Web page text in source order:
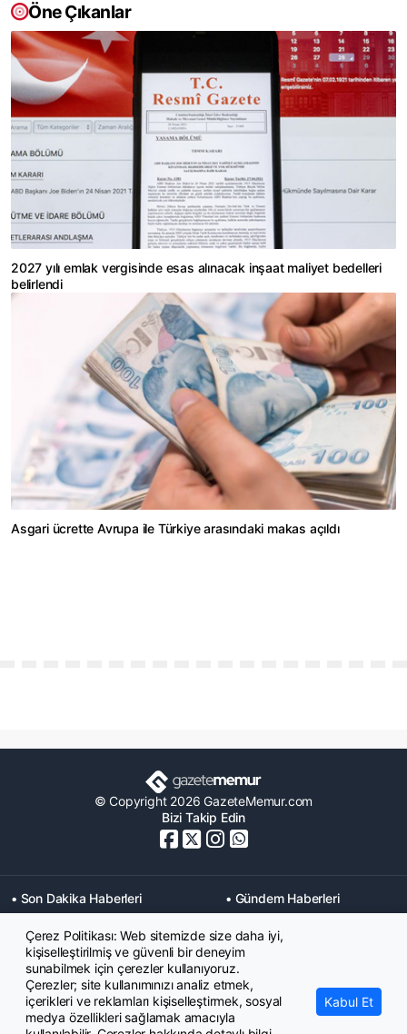
Öne Çıkanlar
2027 yılı emlak vergisinde esas alınacak inşaat maliyet bedelleri
belirlendi
Asgari ücrette Avrupa ile Türkiye arasındaki makas açıldı
© Copyright 2026 GazeteMemur.com
Bizi Takip Edin
• Son Dakika Haberleri
• Gündem Haberleri
• Memurlar Haberleri
• KPSS Haberleri
• Ekonomi Haberleri
• Eğitim Haberleri
• Yaşam Haberleri
• Maaş Verileri Haberleri
• Mahkeme Kararları
Haberleri
Çerez Politikası: Web sitemizde size daha iyi,
kişiselleştirilmiş ve güvenli bir deneyim
sunabilmek için çerezler kullanıyoruz.
Çerezler; site kullanımınızı analiz etmek,
içerikleri ve reklamları kişiselleştirmek, sosyal
medya özellikleri sağlamak amacıyla
Kabul Et